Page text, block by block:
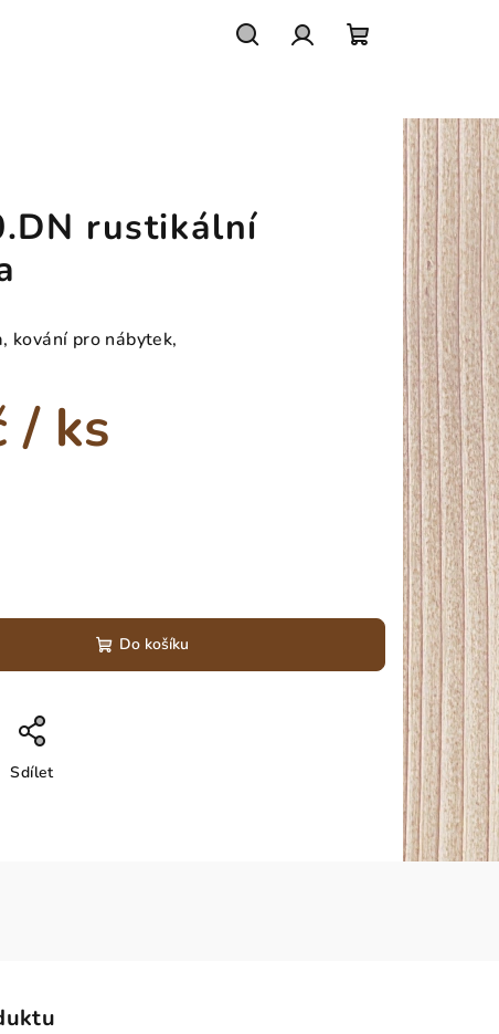
košík
rustikální
kování pro nábytek,
/ ks
Do košíku
Sdílet